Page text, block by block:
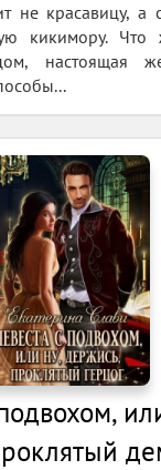
не красавицу, а
кикимору. Что
настоящая